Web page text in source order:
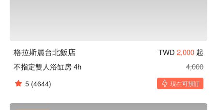
格拉斯麗台北飯店 TWD 2,000 起
不指定雙人浴缸房 4h
4,000
5 (4644) 現在可預訂